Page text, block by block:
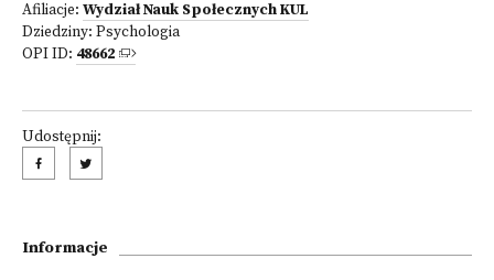
Afiliacje: Wydział Nauk Społecznych KUL
Dziedziny: Psychologia
OPI ID: 48662
Udostępnij:
Informacje